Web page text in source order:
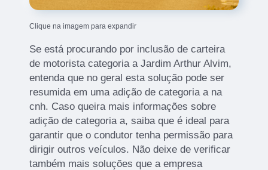
Clique na imagem para expandir
Se está procurando por inclusão de carteira
de motorista categoria a Jardim Arthur Alvim,
entenda que no geral esta solução pode ser
resumida em uma adição de categoria a na
cnh. Caso queira mais informações sobre
adição de categoria a, saiba que é ideal para
garantir que o condutor tenha permissão para
dirigir outros veículos. Não deixe de verificar
também mais soluções que a empresa